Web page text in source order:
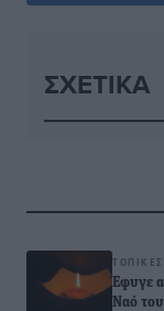
ΣΧΕΤΙΚΆ
Έφυγε
Ναό